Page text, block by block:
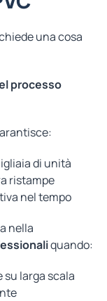
una cosa
processo
di unità
ristampe
nel tempo
nella
quando:
su larga scala